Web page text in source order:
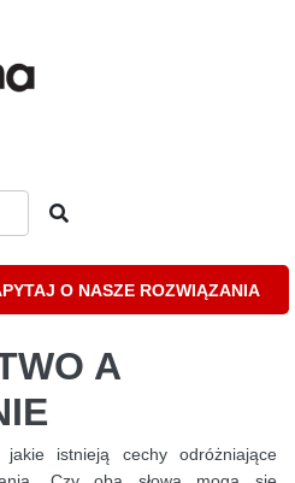
O NASZE ROZWIĄZANIA
A
istnieją cechy odróżniające